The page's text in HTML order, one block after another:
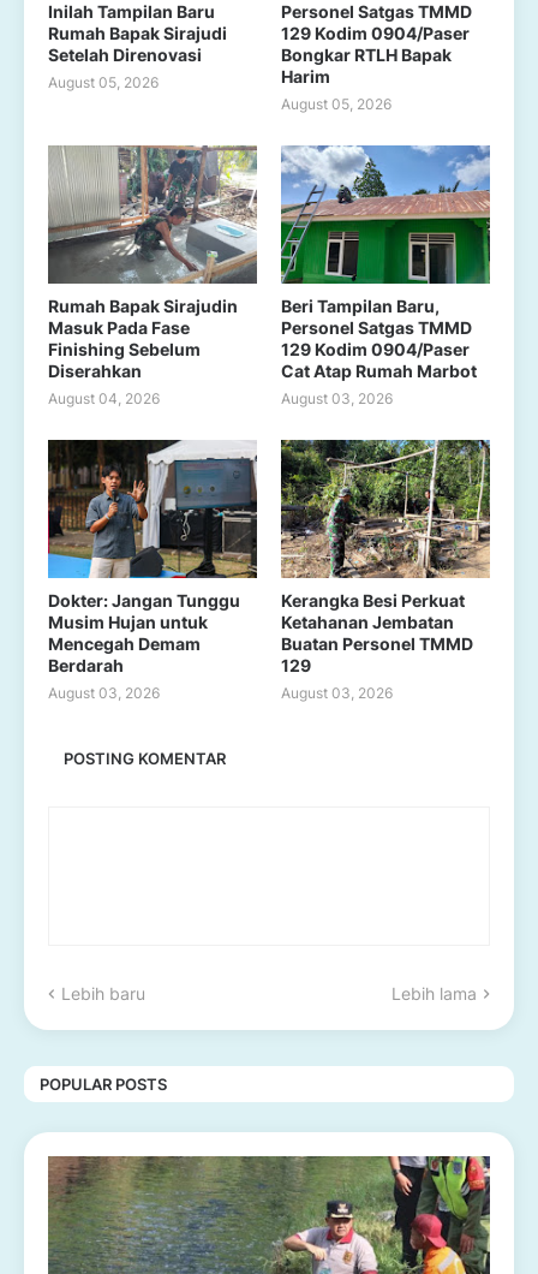
Inilah Tampilan Baru
Rumah Bapak Sirajudi
Setelah Direnovasi
August 05, 2026
Personel Satgas TMMD
129 Kodim 0904/Paser
Bongkar RTLH Bapak
Harim
August 05, 2026
Rumah Bapak Sirajudin
Masuk Pada Fase
Finishing Sebelum
Diserahkan
August 04, 2026
Beri Tampilan Baru,
Personel Satgas TMMD
129 Kodim 0904/Paser
Cat Atap Rumah Marbot
August 03, 2026
Dokter: Jangan Tunggu
Musim Hujan untuk
Mencegah Demam
Berdarah
August 03, 2026
Kerangka Besi Perkuat
Ketahanan Jembatan
Buatan Personel TMMD
129
August 03, 2026
POSTING KOMENTAR
Lebih baru Lebih lama
POPULAR POSTS